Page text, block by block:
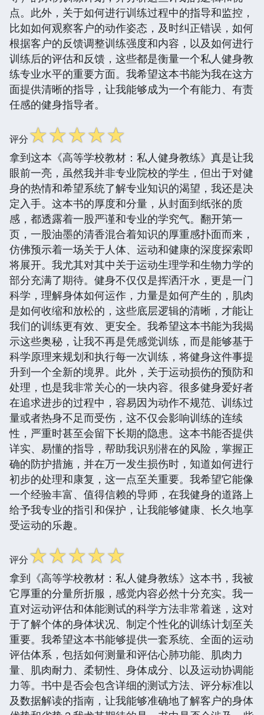
点。此外，关于如何进行训练过程中的指导和监控，
比如如何观察客户的动作姿态，及时纠正错误，如何
根据客户的反馈调整训练强度和内容，以及如何进行
训练后的评估和反馈，这些都是衡量一个私人健身教
练专业水平的重要方面。我希望这本书能为我在这方
面提供清晰的指导，让我能够成为一个有能力、有责
任感的健身指导者。
评分☆☆☆☆☆
拿到这本《高等学校教材：私人健身教练》真是让我
眼前一亮，虽然我并非专业院校的学生，但出于对健
身的热情和希望系统了解专业知识的渴望，我还是决
定入手。这本书的厚度和分量，从封面到纸张的质
感，都透露着一股严谨和专业的学究气。翻开第一
页，一股油墨的清香混合着知识的厚重感扑面而来，
仿佛预示着一场关于人体、运动和健康的深度探索即
将展开。我尤其对其中关于运动生理学和生物力学的
部分充满了期待。健身不仅仅是挥洒汗水，更是一门
科学，理解身体如何运作，力量是如何产生的，肌肉
是如何收缩和放松的，这些底层逻辑的清晰，才能让
我们的训练更有效、更安全。我希望这本书能为我揭
示这些奥秘，让我不再是凭感觉训练，而是能够基于
科学原理来规划和执行每一次训练，将健身这件事提
升到一个全新的境界。此外，关于运动损伤的预防和
处理，也是我非常关心的一块内容。很多健身爱好者
在追求进步的过程中，容易因为动作不规范、训练过
量或者热身不足而受伤，这不仅会影响训练的连续
性，严重时甚至会留下长期的隐患。这本书能否提供
详实、易懂的指导，帮助我识别潜在的风险，掌握正
确的防护措施，并在万一发生损伤时，知道如何进行
初步的处理和康复，这一点至关重要。我希望它能像
一个经验丰富、值得信赖的导师，在我健身的道路上
给予我专业的指引和保护，让我能够健康、长久地享
受运动的乐趣。
评分☆☆☆☆☆
拿到《高等学校教材：私人健身教练》这本书，我被
它厚重的分量所折服，感觉内容必然十分充实。我一
直对运动评估和体能测试的科学方法非常着迷，这对
于了解个体的身体状况、制定个性化的训练计划至关
重要。我希望这本书能够提供一套系统、全面的运动
评估体系，包括如何测量和评估心肺功能、肌肉力
量、肌肉耐力、柔韧性、身体成分、以及运动协调能
力等。书中是否会包含详细的测试方法、评分标准以
及数据解读的指南，让我能够准确地了解客户的身体